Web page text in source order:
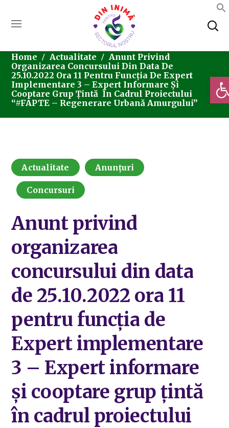
Home Actualitate
Anunt Privind
Organizarea Concursului Din Data De
25.10.2022 Ora 11 Pentru Funcția De Expert
Implementare 3 – Expert Informare Și
Cooptare Grup Țintă În Cadrul Proiectului
“#FAPTE – Regenerare Urbană Amurgului”
Actualitate Anunțuri
Concursuri
Anunt privind
organizarea
concursului din data
de 25.10.2022 ora 11
pentru funcția de
Expert implementare
3 – Expert informare
și cooptare grup țintă
în cadrul proiectului